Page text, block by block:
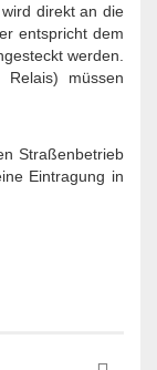
direkt an die
entspricht dem
werden.
Relais) müssen
Straßenbetrieb
Eintragung in